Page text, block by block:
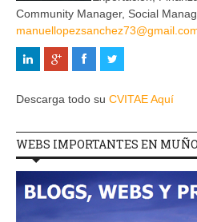
Community Manager, Social
Descarga todo su CVITAE Aquí
WEBS IMPORTANTES EN